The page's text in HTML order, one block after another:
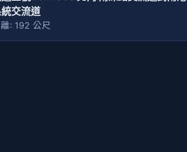
交流道
: 192 公尺